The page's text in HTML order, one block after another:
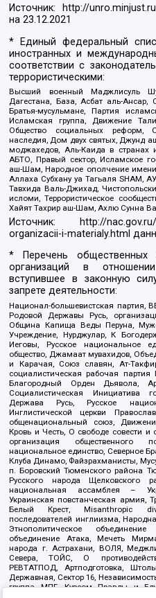
Источник: http://
на23.12.2021
* Единый федеральный
иностранных и
соответствии с
террористическими:
Высший военный Маджлисуль
Дагестана, База, Асбат аль-
Братья-мусульмане, Партия
Исламская группа, Движение
Общество социальных реформ,
наследия, Дом двух святых, Джунд
моджахедов, Аль-Каида в странах
АБТО, Правый сектор, Исламское
аш-Шам, Народное ополчение
Аллаха Субхану уа Тагьаля SHAM,
Тавхида Валь-Джихад,
исломи, Террористическое
Хайят Тахрир аш-Шам, Ахлю Сунна
Источник:
http://
organizacii-i-materialy.html
* Перечень общественных
организаций в
вступившее в законную
запрете деятельности:
Национал-большевистская партия,
Родовой Державы Русь,
Община Капища Веды Перуна,
Учреждение, Нурджулар, К
Иеговы, Русское национальное
общество, Джамаат мувахидов,
и Карачая, Союз славян, Ат-
социалистическая рабочая
Благородный Орден Дьявола,
Социалистическая Инициатива
Держава Русь, Русское
Инглистической церкви
общенациональный союз,
Кровь и Честь, О свободе совести
организация общественного
национальное единство, Северное
Клуба Динамо, Файзрахманисты,
п. Боровский Тюменского района
Русского народа Щелковского
национальная ассамблея –
Украинская повстанческая армия,
Белый Крест, Misanthropic
последователей инглиизма,
Этнополитическое
объединение Атака, Мечеть
народа г. Астрахани, ВОЛЯ,
Севера, ТОЙС, О
РЕВТАТПОД, Артподготовка,
Державная, Сектор 16,
группа МПГ, Курсом Правды и